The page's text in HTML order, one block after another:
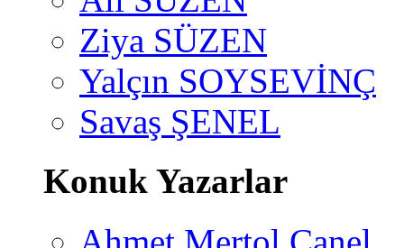
Ziya SÜZEN
Yalçın SOYSEVİNÇ
Savaş ŞENEL
Konuk Yazarlar